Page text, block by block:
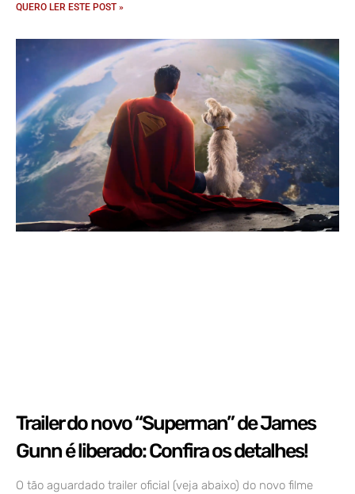
QUERO LER ESTE POST »
Trailer do novo “Superman” de James
Gunn é liberado: Confira os detalhes!
O tão aguardado trailer oficial (veja abaixo) do novo filme